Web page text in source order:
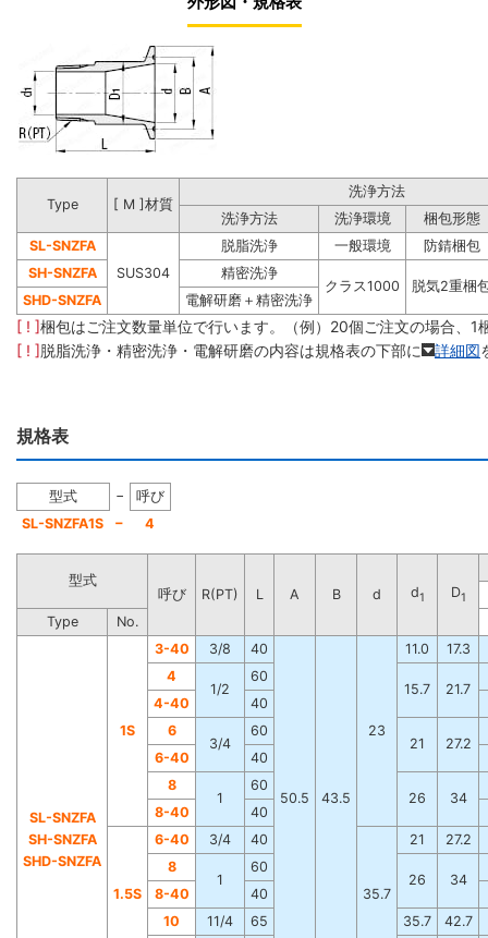
Type [ M ]材質
洗浄方法
洗浄方法
洗浄環境
梱包形態
SL-SNZFA
SUS304
脱脂洗浄 一般環境
防錆梱包
SH-SNZFA
精密洗浄
クラス1000
脱気2重梱
SHD-SNZFA
電解研磨＋精密洗浄
[ ! ]梱包はご注文数量単位で行います。（例）20個ご注文の場合、1
[ ! ]脱脂洗浄・精密洗浄・電解研磨の内容は規格表の下部に 詳細図
規格表
型式 −
呼び
SL-SNZFA1S
− 4
型式
呼び
R(PT) L A B d d1 D1
Type No.
SL-SNZFA
SH-SNZFA
SHD-SNZFA
1S
3-40 3/8 40
50.5 43.5
23
11.0
17.3
4
1/2
60
15.7
21.7
4-40
40
6
3/4
60
21
27.2
6-40
40
8
1
60
26
34
8-40
40
1.5S
6-40 3/4 40
35.7
21
27.2
8
1
60
26
34
8-40
40
10
11/4 65 35.7
42.7